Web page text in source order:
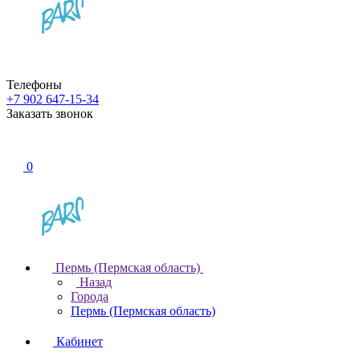
Телефоны
+7 902 647-15-34
Заказать звонок
0
Пермь (Пермская область)
Назад
Города
Пермь (Пермская область)
Кабинет